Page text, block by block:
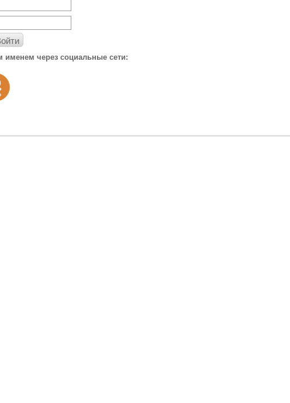
именем через социальные сети: